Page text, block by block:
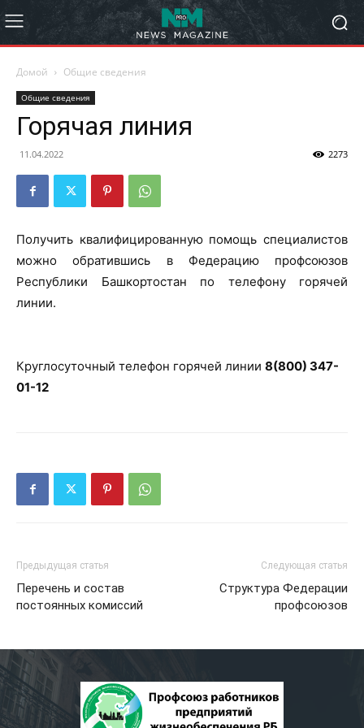
Домой Общие сведения
Общие сведения
Горячая линия
11.04.2022 2273
Получить квалифицированную помощь специалистов
можно обратившись в Федерацию профсоюзов
Республики Башкортостан по телефону горячей
линии.
Круглосуточный телефон горячей линии 8(800) 347-
01-12
Предыдущая статья
Перечень и состав
постоянных комиссий
Следующая статья
Структура Федерации
профсоюзов